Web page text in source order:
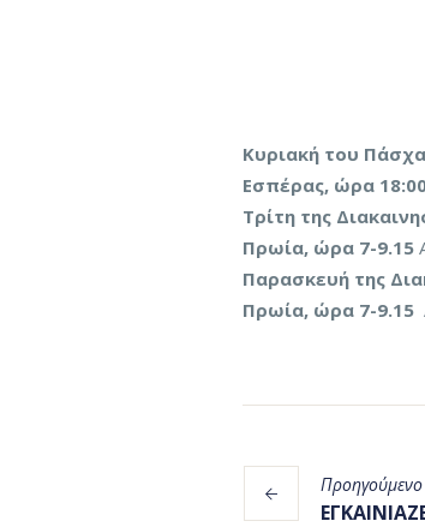
Κυριακή του
Εσπέρας, ώρα
Τρίτη της
Πρωία, ώρα 7-9.15
Παρασκευή της
Πρωία, ώρα 7-9.15
Προηγούμενο